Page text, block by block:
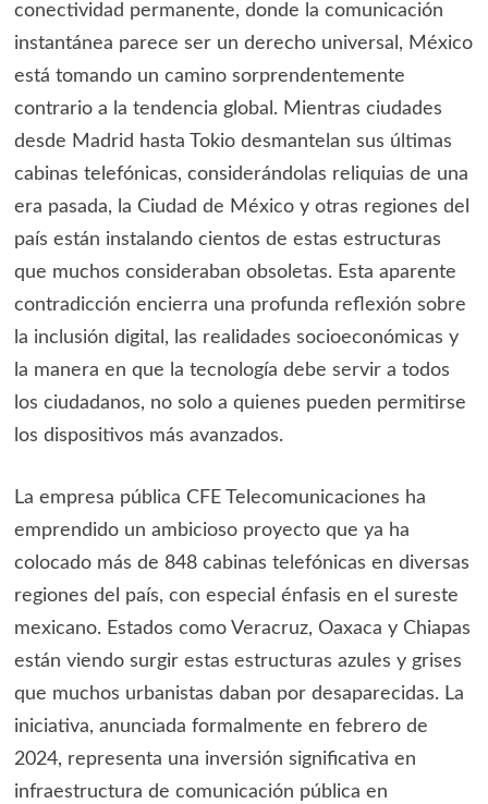
conectividad permanente, donde la comunicación
instantánea parece ser un derecho universal, México
está tomando un camino sorprendentemente
contrario a la tendencia global. Mientras ciudades
desde Madrid hasta Tokio desmantelan sus últimas
cabinas telefónicas, considerándolas reliquias de una
era pasada, la Ciudad de México y otras regiones del
país están instalando cientos de estas estructuras
que muchos consideraban obsoletas. Esta aparente
contradicción encierra una profunda reflexión sobre
la inclusión digital, las realidades socioeconómicas y
la manera en que la tecnología debe servir a todos
los ciudadanos, no solo a quienes pueden permitirse
los dispositivos más avanzados.
La empresa pública CFE Telecomunicaciones ha
emprendido un ambicioso proyecto que ya ha
colocado más de 848 cabinas telefónicas en diversas
regiones del país, con especial énfasis en el sureste
mexicano. Estados como Veracruz, Oaxaca y Chiapas
están viendo surgir estas estructuras azules y grises
que muchos urbanistas daban por desaparecidas. La
iniciativa, anunciada formalmente en febrero de
2024, representa una inversión significativa en
infraestructura de comunicación pública en